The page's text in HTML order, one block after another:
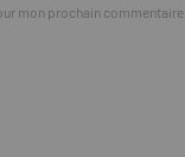
mon prochain commentaire.